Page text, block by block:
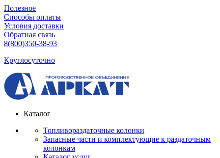
Полезное
Способы оплаты
Условия доставки
Обратная связь
8(800)350-38-93
Круглосуточно
Каталог
Топливораздаточные колонки
Запасные части и комплектующие к раздаточным
колонкам